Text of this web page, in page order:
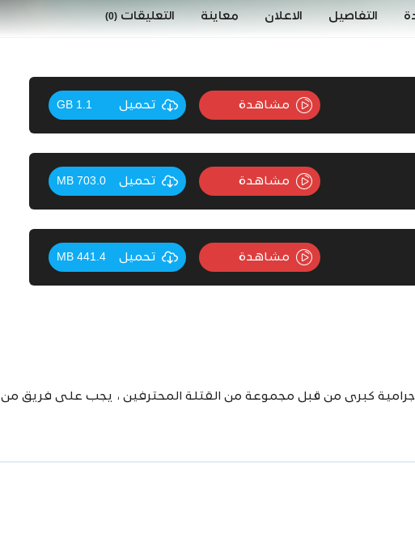
التفاصيل الاعلان معاينة التعليقات (0)
مشاهدة تحميل 1.1 GB
مشاهدة تحميل 703.0 MB
مشاهدة تحميل 441.4 MB
كبرى من قبل مجموعة من القتلة المحترفين ، يجب على فريق من